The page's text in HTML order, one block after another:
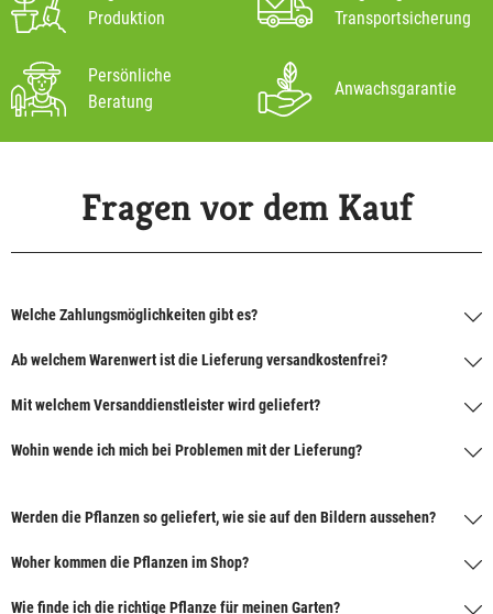
Produktion
Transportsicherung
Persönliche
Beratung
Anwachsgarantie
Fragen vor dem Kauf
Welche Zahlungsmöglichkeiten gibt es?
Ab welchem Warenwert ist die Lieferung versandkostenfrei?
Mit welchem Versanddienstleister wird geliefert?
Wohin wende ich mich bei Problemen mit der Lieferung?
Werden die Pflanzen so geliefert, wie sie auf den Bildern aussehen?
Woher kommen die Pflanzen im Shop?
Wie finde ich die richtige Pflanze für meinen Garten?